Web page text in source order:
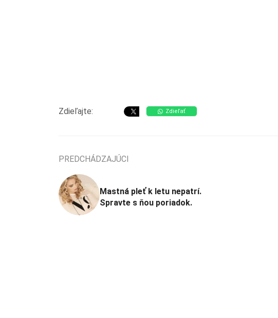
Zdieľajte: Zdieľať
PREDCHÁDZAJÚCI
Mastná pleť k letu nepatrí.
Spravte s ňou poriadok.